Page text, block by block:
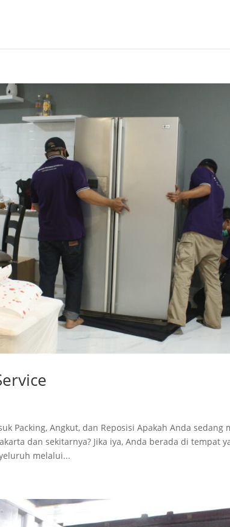
Packing, Angkut, dan Reposisi Apakah Anda
dan sekitarnya? Jika iya, Anda berada di tempat
melalui...